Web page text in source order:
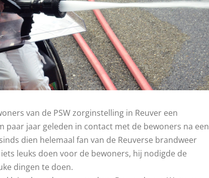
van de PSW zorginstelling in Reuver een
paar jaar geleden in contact met de bewoners na een
dien helemaal fan van de Reuverse brandweer
leuks doen voor de bewoners, hij nodigde de
dingen te doen.